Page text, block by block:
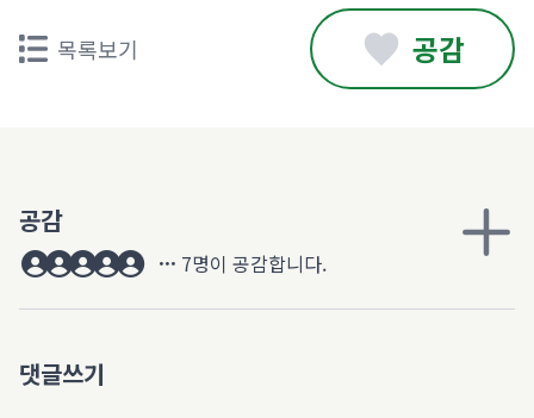
목록보기 공감
공감
7명이 공감합니다.
댓글쓰기